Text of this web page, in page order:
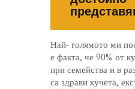
Най- голямото ми
е факта, че 90% от
при семейства и в
са здрави кучета,